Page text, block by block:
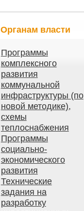
Органам власти
Программы
комплексного
развития
коммунальной
инфраструктуры (по
новой методике),
схемы
теплоснабжения
Программы
социально-
экономического
развития
Технические
задания на
разработку